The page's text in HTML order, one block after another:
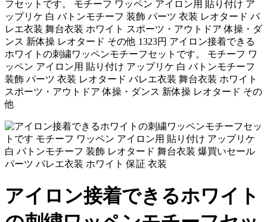
フセットです。 モチーフ ワッペン アイロン用 貼り付け ア
ップリケ 白 バトンモチーフ 装飾 パーツ 衣装 レオタード バ
レエ衣装 舞台衣装 ホワイト スポーツ・アウトドア 体操・ダ
ンス 新体操 レオタード その他 1323円 アイロン接着できる
ホワイトの刺繍ワッペンモチーフセットです。 モチーフ ワ
ッペン アイロン用 貼り付け アップリケ 白 バトンモチーフ
装飾 パーツ 衣装 レオタード バレエ衣装 舞台衣装 ホワイト
スポーツ・アウトドア 体操・ダンス 新体操 レオタード その
他
アイロン接着できるホワイト